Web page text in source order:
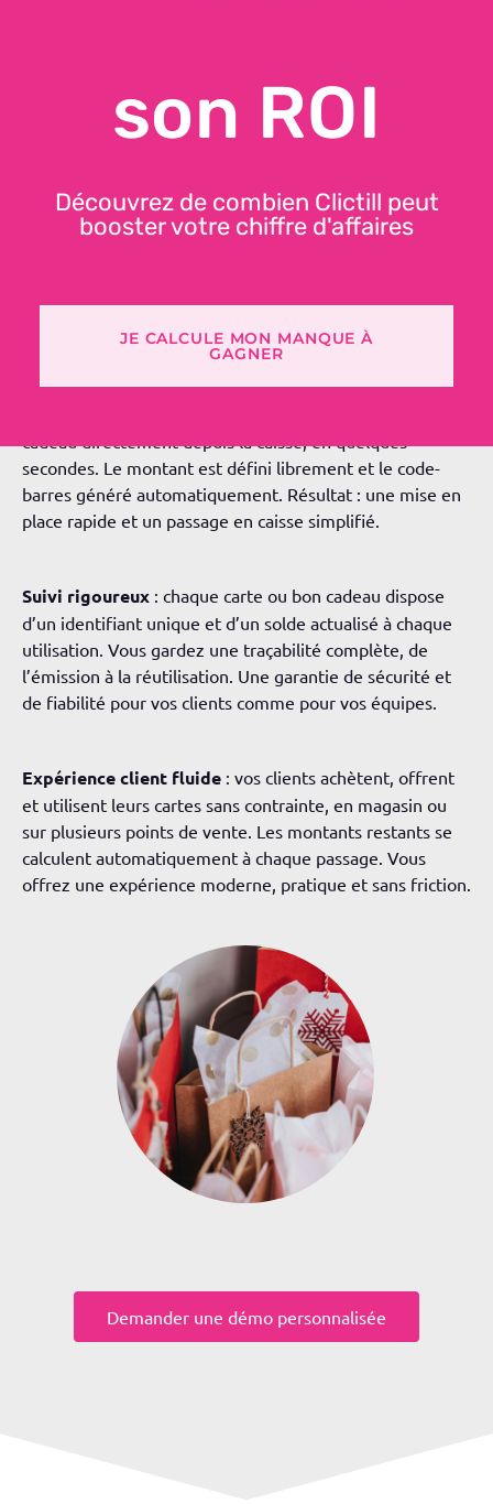
expérience fluide, sécurisée et personnalisée.
CADEAUX
cadeau directement depuis la caisse, en quelques
secondes. Le montant est défini librement et le code-
barres généré automatiquement. Résultat : une mise en
place rapide et un passage en caisse simplifié.
Suivi rigoureux : chaque carte ou bon cadeau dispose
d’un identifiant unique et d’un solde actualisé à chaque
utilisation. Vous gardez une traçabilité complète, de
l’émission à la réutilisation. Une garantie de sécurité et
de fiabilité pour vos clients comme pour vos équipes.
Expérience client fluide : vos clients achètent, offrent
et utilisent leurs cartes sans contrainte, en magasin ou
sur plusieurs points de vente. Les montants restants se
calculent automatiquement à chaque passage. Vous
offrez une expérience moderne, pratique et sans friction.
Demander une démo personnalisée
son ROI
Découvrez de combien Clictill peut
booster votre chiffre d'affaires
JE CALCULE MON MANQUE À
GAGNER